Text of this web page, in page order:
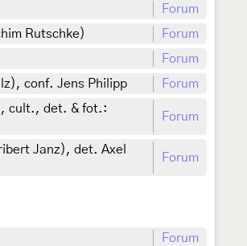
Forum
Rutschke)
Forum
Forum
conf. Jens Philipp
Forum
cult., det. & fot.:
Forum
Janz), det. Axel
Forum
Forum